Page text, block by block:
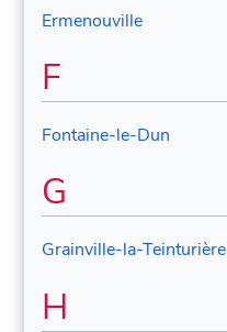
Ermenouville
F
Fontaine-le-Dun
G
Grainville-la-Teinturière
H